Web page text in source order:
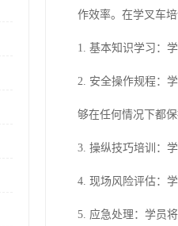
作效率。在学叉车
1. 基本知识学习：
2. 安全操作规程：
够在任何情况下都保
3. 操纵技巧培训：
4. 现场风险评估：
5. 应急处理：学员